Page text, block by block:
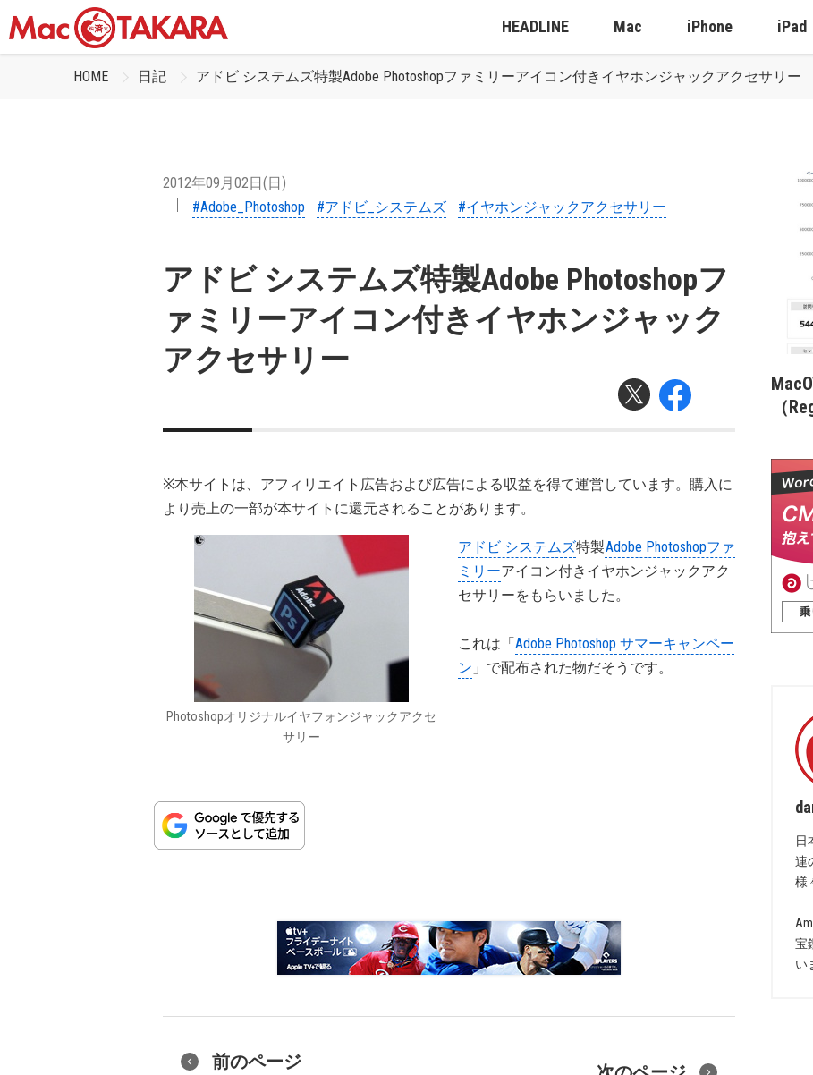
HEADLINE Mac iPhone iPad
HOME 日記 アドビ システムズ特製Adobe Photoshopファミリーアイコン付きイヤホンジャックアクセサリー
2012年09月02日(日)
#Adobe_Photoshop
#アドビ_システムズ #イヤホンジャックアクセサリー
アドビ システムズ特製Adobe Photoshopフ
ァミリーアイコン付きイヤホンジャック
アクセサリー
※本サイトは、アフィリエイト広告および広告による収益を得て運営しています。購入に
より売上の一部が本サイトに還元されることがあります。
Photoshopオリジナルイヤフォンジャックアクセ
サリー
アドビ システムズ特製Adobe Photoshopファ
ミリーアイコン付きイヤホンジャックアク
セサリーをもらいました。
これは「Adobe Photoshop サマーキャンペー
ン 」で配布された物だそうです。
前のページ
（
日
連
様
宝
い